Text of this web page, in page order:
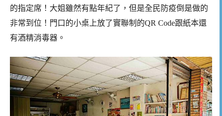
的指定席！大姐雖然有點年紀了，但是全民防疫倒是做的
非常到位！門口的小桌上放了實聯制的QR Code跟紙本還
有酒精消毒器。